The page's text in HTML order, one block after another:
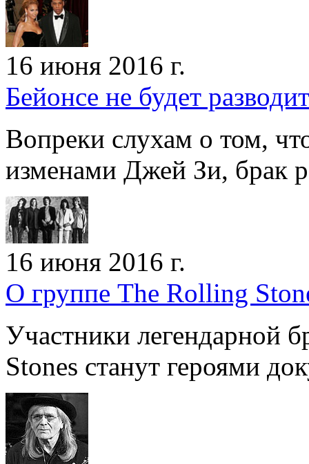
16 июня 2016 г.
Бейонсе не будет
Вопреки слухам о том,
изменами Джей Зи, брак
16 июня 2016 г.
О группе The Rolling
Участники легендарной
Stones станут героями